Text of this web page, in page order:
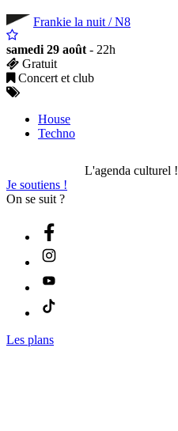
Frankie la nuit / N8
samedi 29 août - 22h
Gratuit
Concert et club
House
Techno
L'agenda culturel !
Je soutiens !
On se suit ?
Les plans